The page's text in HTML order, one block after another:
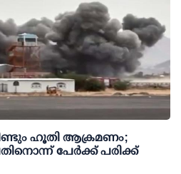
ഹൂതി ആക്രമണം;
പേര്‍ക്ക് പരിക്ക്